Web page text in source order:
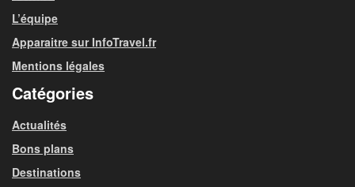
L’équipe
Apparaitre sur InfoTravel.fr
Mentions légales
Catégories
Actualités
Bons plans
Destinations